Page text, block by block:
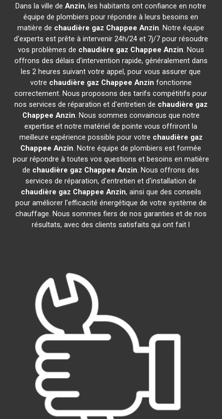
Dans la ville deAnzin, les habitants ont confiance en notre
équipe de plombiers pour répondre à leurs besoins en
matière de chaudière gaz Chappee Anzin. Notre équipe
d'experts est prête à intervenir 24h/24 et 7j/7 pour résoudre
vos problèmes de chaudière gaz Chappee Anzin. Nous
offrons des délais d'intervention rapide, généralement dans
les 2 heures suivant votre appel, pour vous assurer que
votre chaudière gaz Chappee Anzin fonctionne
correctement. Nous proposons des tarifs compétitifs pour
nos services de réparation et d'entretien de chaudière gaz
Chappee Anzin. Nous sommes convaincus que notre
expertise et notre matériel de pointe vous offriront la
meilleure expérience possible pour votre chaudière gaz
Chappee Anzin. Notre équipe de plombiers est formée
pour répondre à toutes vos questions et besoins en matière
de chaudière gaz Chappee Anzin. Nous offrons des
services de réparation, d'entretien et d'installation de
chaudière gaz Chappee Anzin, ainsi que des conseils
pour améliorer l'efficacité énergétique de votre système de
chauffage. Nous sommes fiers de nos garanties et de nos
résultats, avec des clients satisfaits qui ont fait l